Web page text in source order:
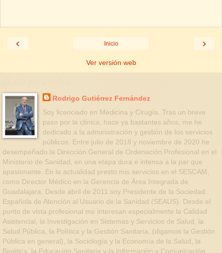
‹ ›
Inicio
Ver versión web
Rodrigo Gutiérrez Fernández
Soy licenciado en Medicina y Cirugía. Tras un breve
paso por la clínica, hace ya bastantes años, me he
dedicado a la administración y gestión de los servicios
públicos. Entre julio de 2018 y noviembre de 2020 he
desempeñado la Dirección General de Ordenación Profesional en el
Ministerio de Sanidad, en una etapa dura e intensa a la par que
apasionante. En la actualidad presto mis servicios en el SESCAM,
como Director Médico en la Gerencia de Área Integrada de
Guadalajara. Desde abril de 2011 soy Presidente de la Sociedad
Española de Atención al Usuario de la Sanidad (SEAUS). Desde el
punto de vista profesional me interesan especialmente la Calidad
Asistencial, la Investigación en Sistemas y Servicios de Salud, la
Salud Pública, la Política y la Gestión Sanitaria, (digamos la Gestión
Pública en general), la Sociología y la Economía de la Salud, la
Bioética, la Educación Sanitaria y la Información y Comunicación